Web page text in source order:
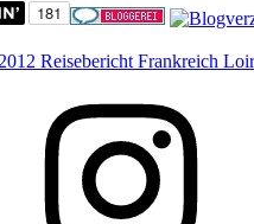
2012 Reisebericht Frankreich